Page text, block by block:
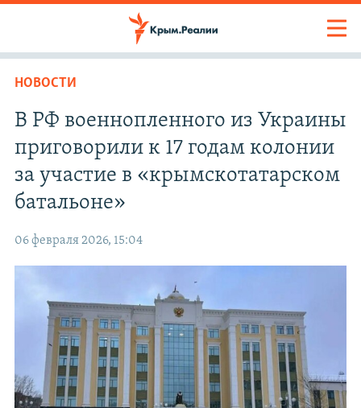
НОВОСТИ
В РФ военнопленного из Украины
приговорили к 17 годам колонии
за участие в «крымскотатарском
батальоне»
06 февраля 2026, 15:04